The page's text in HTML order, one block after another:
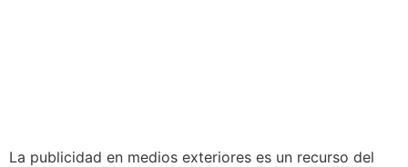
La publicidad en medios exteriores es un recurso del